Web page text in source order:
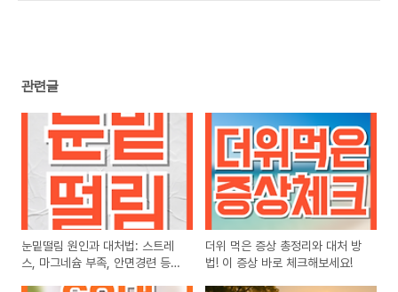
관련글
눈밑떨림 원인과 대처법: 스트레
스, 마그네슘 부족, 안면경련 등
더위 먹은 증상 총정리와 대처 방
법! 이 증상 바로 체크해보세요!